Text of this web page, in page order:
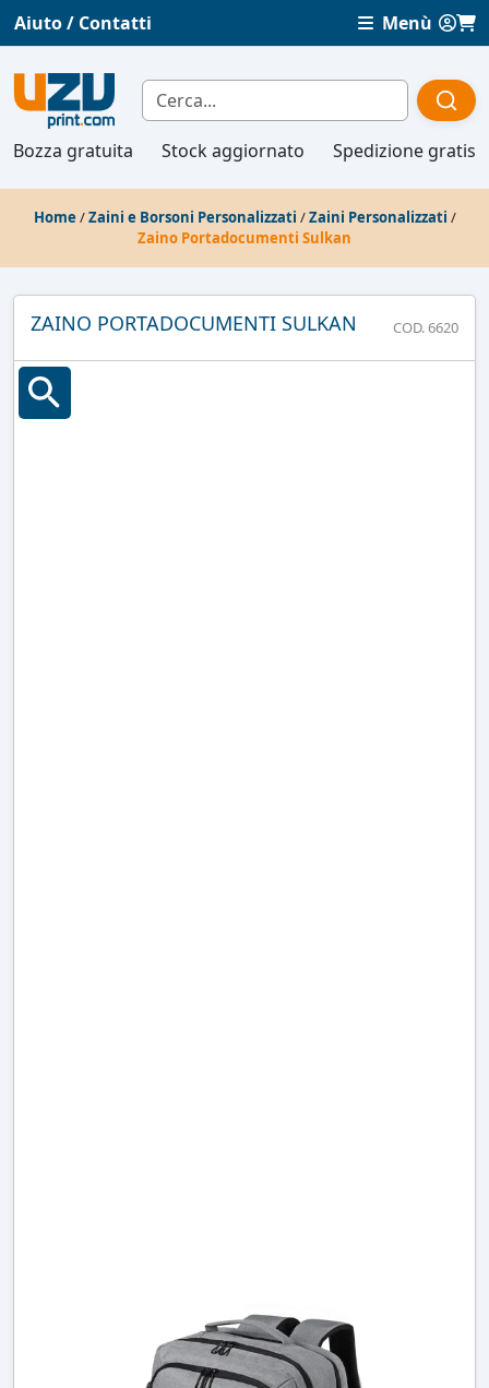
Aiuto / Contatti Menù
Bozza gratuita Stock aggiornato Spedizione gratis
Home /Zaini e Borsoni Personalizzati /Zaini Personalizzati /
Zaino Portadocumenti Sulkan
ZAINO PORTADOCUMENTI SULKAN COD. 6620